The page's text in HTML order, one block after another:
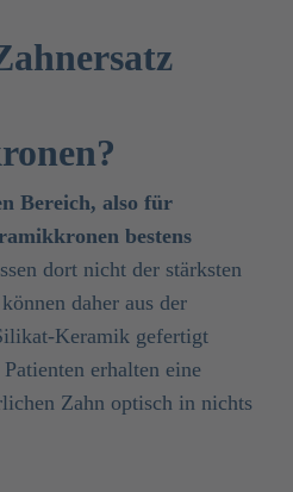
Bereich, also für
bestens
dort nicht der stärksten
daher aus der
Keramik gefertigt
erhalten eine
Zahn optisch in nichts